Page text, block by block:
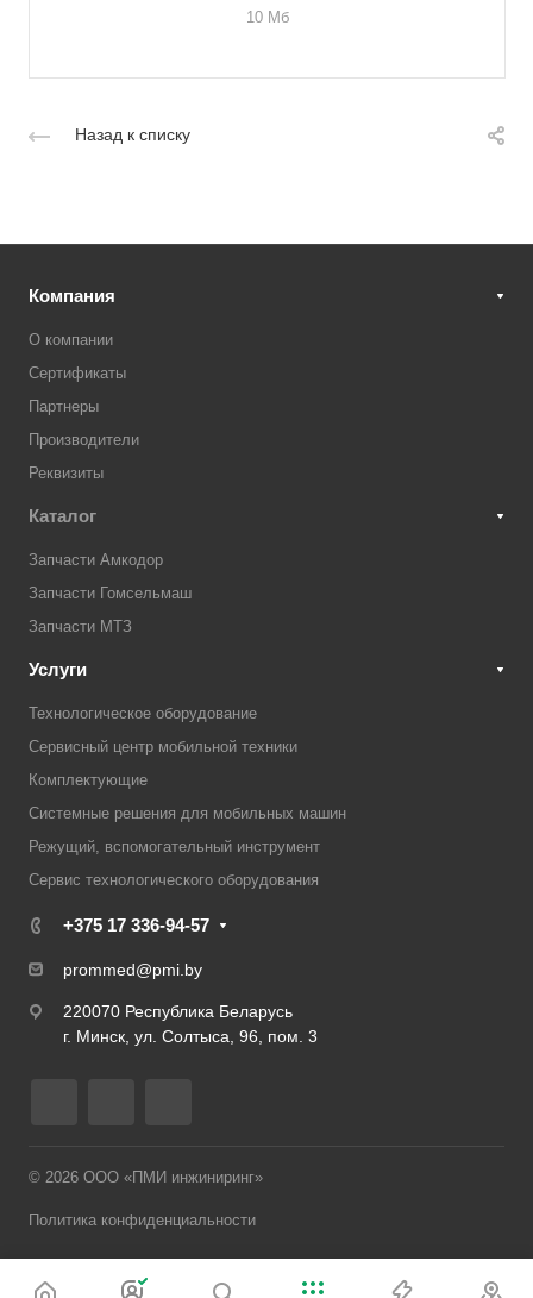
10 Мб
Назад к списку
Компания
О компании
Сертификаты
Партнеры
Производители
Реквизиты
Каталог
Запчасти Амкодор
Запчасти Гомсельмаш
Запчасти МТЗ
Услуги
Технологическое оборудование
Сервисный центр мобильной техники
Комплектующие
Системные решения для мобильных машин
Режущий, вспомогательный инструмент
Сервис технологического оборудования
+375 17 336-94-57
prommed@pmi.by
220070 Республика Беларусь
г. Минск, ул. Солтыса, 96, пом. 3
© 2026 ООО «ПМИ инжиниринг»
Политика конфиденциальности